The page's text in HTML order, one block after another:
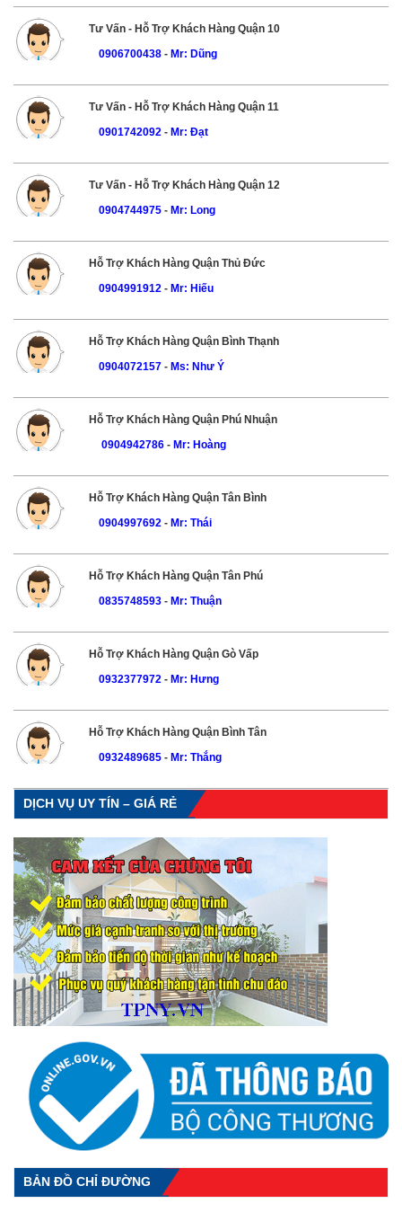
Tư Vấn - Hỗ Trợ Khách Hàng Quận 10
0906700438- Mr: Dũng
Tư Vấn - Hỗ Trợ Khách Hàng Quận 11
0901742092- Mr: Đạt
Tư Vấn - Hỗ Trợ Khách Hàng Quận 12
0904744975- Mr: Long
Hỗ Trợ Khách Hàng Quận Thủ Đức
0904991912- Mr: Hiếu
Hỗ Trợ Khách Hàng Quận Bình Thạnh
0904072157- Ms: Như Ý
Hỗ Trợ Khách Hàng Quận Phú Nhuận
0904942786- Mr: Hoàng
Hỗ Trợ Khách Hàng Quận Tân Bình
0904997692- Mr: Thái
Hỗ Trợ Khách Hàng Quận Tân Phú
0835748593- Mr: Thuận
Hỗ Trợ Khách Hàng Quận Gò Vấp
0932377972- Mr: Hưng
Hỗ Trợ Khách Hàng Quận Bình Tân
0932489685- Mr: Thắng
DỊCH VỤ UY TÍN – GIÁ RẺ
BẢN ĐỒ CHỈ ĐƯỜNG